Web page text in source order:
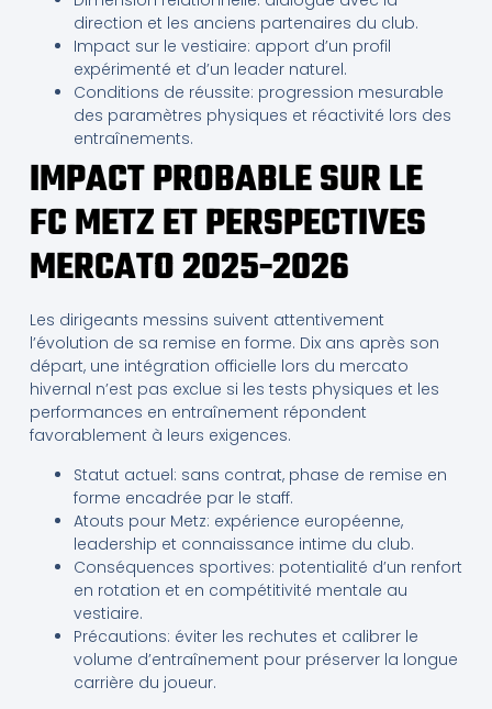
direction et les anciens partenaires du club.
Impact sur le vestiaire: apport d’un profil
expérimenté et d’un leader naturel.
Conditions de réussite: progression mesurable
des paramètres physiques et réactivité lors des
entraînements.
IMPACT PROBABLE SUR LE
FC METZ ET PERSPECTIVES
MERCATO 2025-2026
Les dirigeants messins suivent attentivement
l’évolution de sa remise en forme. Dix ans après son
départ, une intégration officielle lors du mercato
hivernal n’est pas exclue si les tests physiques et les
performances en entraînement répondent
favorablement à leurs exigences.
Statut actuel: sans contrat, phase de remise en
forme encadrée par le staff.
Atouts pour Metz: expérience européenne,
leadership et connaissance intime du club.
Conséquences sportives: potentialité d’un renfort
en rotation et en compétitivité mentale au
vestiaire.
Précautions: éviter les rechutes et calibrer le
volume d’entraînement pour préserver la longue
carrière du joueur.